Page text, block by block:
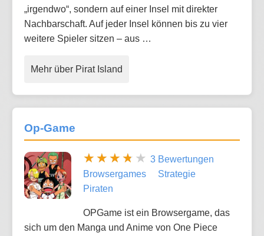
„irgendwo“, sondern auf einer Insel mit direkter
Nachbarschaft. Auf jeder Insel können bis zu vier
weitere Spieler sitzen – aus …
Mehr über Pirat Island
Op-Game
3 Bewertungen
Browsergames
Strategie
Piraten
OPGame ist ein Browsergame, das
sich um den Manga und Anime von One Piece